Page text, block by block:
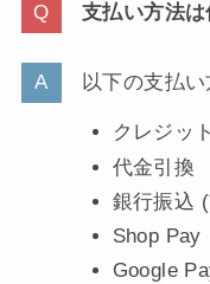
支払い方法は
以下の支払い
クレジッ
代金引換
銀行振込
Shop Pay
Google